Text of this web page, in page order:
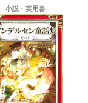
小説・実用書